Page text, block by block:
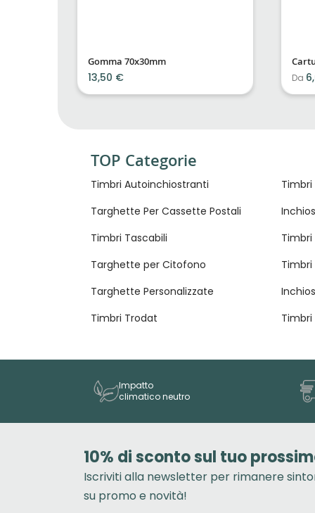
Gomma 70x30mm
13,50 € Da
TOP Categorie
Timbri Autoinchiostranti Timbri
Targhette Per Cassette Postali
Timbri Tascabili
Targhette per Citofono
Targhette Personalizzate
Timbri Trodat
Timbri
Impatto
climatico neutro
10% di sconto sul tuo
Iscriviti alla newsletter per rimanere
su promo e novità!